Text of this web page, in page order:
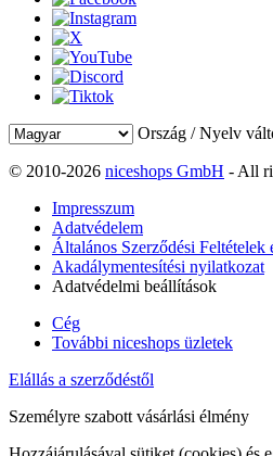
Ország / Nyelv
© 2010-2026 niceshops GmbH - All
Impresszum
Adatvédelem
Általános Szerződési Feltételek
Akadálymentesítési nyilatkozat
Adatvédelmi beállítások
Cég
További niceshops üzletek
Elállás a szerződéstől
Személyre szabott vásárlási élmény